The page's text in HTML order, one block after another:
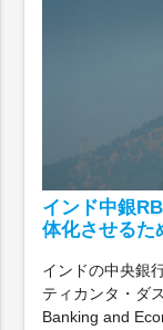
インド中銀
体化させるた
インドの中央銀
ティカンタ・ダ
Banking and